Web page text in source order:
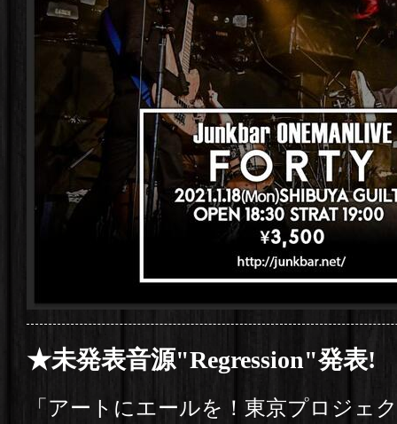
★未発表音源"Regression"発表!
「アートにエールを！東京プロジェ